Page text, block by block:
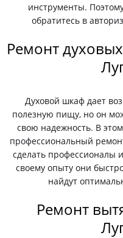
инструменты.
обратитесь в
Ремонт
Духовой шкаф дает
полезную пищу, но он
свою надежность. В
профессиональный
сделать профессионалы
своему опыту они
найдут
Ремонт